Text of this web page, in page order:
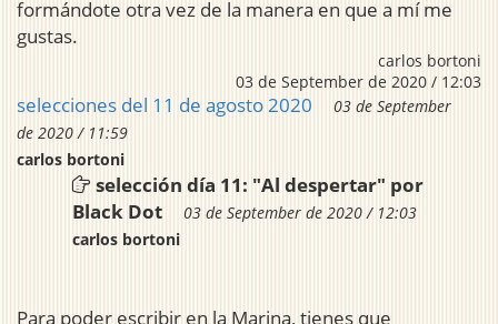
formándote otra vez de la manera en que a mí me
gustas.
carlos bortoni
03 de September de 2020 / 12:03
selecciones del 11 de agosto 2020
03 de September
de 2020 / 11:59
carlos bortoni
selección día 11: "Al despertar" por
Black Dot
03 de September de 2020 / 12:03
carlos bortoni
Para poder escribir en la Marina, tienes que